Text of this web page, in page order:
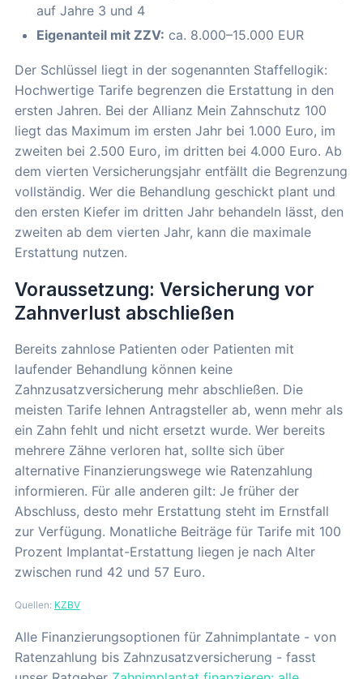
auf Jahre 3 und 4
Eigenanteil mit ZZV: ca. 8.000–15.000 EUR
Der Schlüssel liegt in der sogenannten Staffellogik:
Hochwertige Tarife begrenzen die Erstattung in den
ersten Jahren. Bei der Allianz Mein Zahnschutz 100
liegt das Maximum im ersten Jahr bei 1.000 Euro, im
zweiten bei 2.500 Euro, im dritten bei 4.000 Euro. Ab
dem vierten Versicherungsjahr entfällt die Begrenzung
vollständig. Wer die Behandlung geschickt plant und
den ersten Kiefer im dritten Jahr behandeln lässt, den
zweiten ab dem vierten Jahr, kann die maximale
Erstattung nutzen.
Voraussetzung: Versicherung vor
Zahnverlust abschließen
Bereits zahnlose Patienten oder Patienten mit
laufender Behandlung können keine
Zahnzusatzversicherung mehr abschließen. Die
meisten Tarife lehnen Antragsteller ab, wenn mehr als
ein Zahn fehlt und nicht ersetzt wurde. Wer bereits
mehrere Zähne verloren hat, sollte sich über
alternative Finanzierungswege wie Ratenzahlung
informieren. Für alle anderen gilt: Je früher der
Abschluss, desto mehr Erstattung steht im Ernstfall
zur Verfügung. Monatliche Beiträge für Tarife mit 100
Prozent Implantat-Erstattung liegen je nach Alter
zwischen rund 42 und 57 Euro.
Quellen: KZBV
Alle Finanzierungsoptionen für Zahnimplantate - von
Ratenzahlung bis Zahnzusatzversicherung - fasst